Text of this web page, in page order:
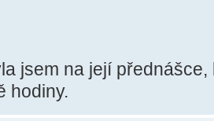
jsem na její přednášce,
hodiny.